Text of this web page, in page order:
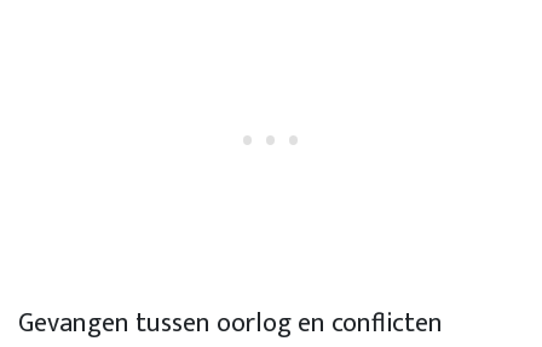
Gevangen tussen oorlog en conflicten